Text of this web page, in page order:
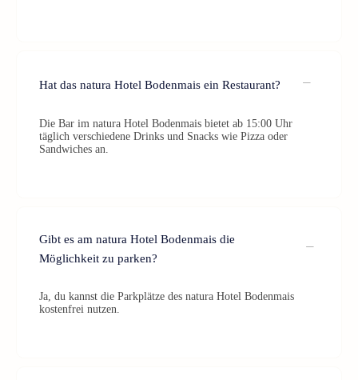
Hat das natura Hotel Bodenmais ein Restaurant?
Die Bar im natura Hotel Bodenmais bietet ab 15:00 Uhr
täglich verschiedene Drinks und Snacks wie Pizza oder
Sandwiches an.
Gibt es am natura Hotel Bodenmais die
Möglichkeit zu parken?
Ja, du kannst die Parkplätze des natura Hotel Bodenmais
kostenfrei nutzen.